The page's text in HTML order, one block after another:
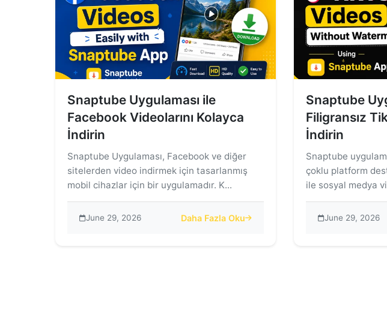
Snaptube Uygulaması ile
Facebook Videolarını Kolayca
İndirin
Snaptube Uygulaması, Facebook ve diğer
sitelerden video indirmek için tasarlanmış
mobil cihazlar için bir uygulamadır. K...
June 29, 2026 Daha Fazla Oku
about Snaptube Uygulaması ile Facebook
Snaptube
Filigransız
İndirin
Snaptube
çoklu platform
ile sosyal medya
June 29, 2026